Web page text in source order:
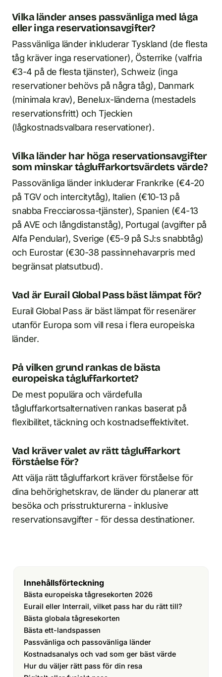
Vilka länder anses passvänliga med låga
eller inga reservationsavgifter?
Passvänliga länder inkluderar Tyskland (de flesta
tåg kräver inga reservationer), Österrike (valfria
€3-4 på de flesta tjänster), Schweiz (inga
reservationer behövs på några tåg), Danmark
(minimala krav), Benelux-länderna (mestadels
reservationsfritt) och Tjeckien
(lågkostnadsvalbara reservationer).
Vilka länder har höga reservationsavgifter
som minskar tågluffarkortsvärdets värde?
Passovänliga länder inkluderar Frankrike (€4-20
på TGV och intercitytåg), Italien (€10-13 på
snabba Frecciarossa-tjänster), Spanien (€4-13
på AVE och långdistanståg), Portugal (avgifter på
Alfa Pendular), Sverige (€5-9 på SJ:s snabbtåg)
och Eurostar (€30-38 passinnehavarpris med
begränsat platsutbud).
Vad är Eurail Global Pass bäst lämpat för?
Eurail Global Pass är bäst lämpat för resenärer
utanför Europa som vill resa i flera europeiska
länder.
På vilken grund rankas de bästa
europeiska tågluffarkortet?
De mest populära och värdefulla
tågluffarkortsalternativen rankas baserat på
flexibilitet, täckning och kostnadseffektivitet.
Vad kräver valet av rätt tågluffarkort
förståelse för?
Att välja rätt tågluffarkort kräver förståelse för
dina behörighetskrav, de länder du planerar att
besöka och prisstrukturerna - inklusive
reservationsavgifter - för dessa destinationer.
Innehållsförteckning
Bästa europeiska tågresekorten 2026
Eurail eller Interrail, vilket pass har du rätt till?
Bästa globala tågresekorten
Bästa ett-landspassen
Passvänliga och passovänliga länder
Kostnadsanalys och vad som ger bäst värde
Hur du väljer rätt pass för din resa